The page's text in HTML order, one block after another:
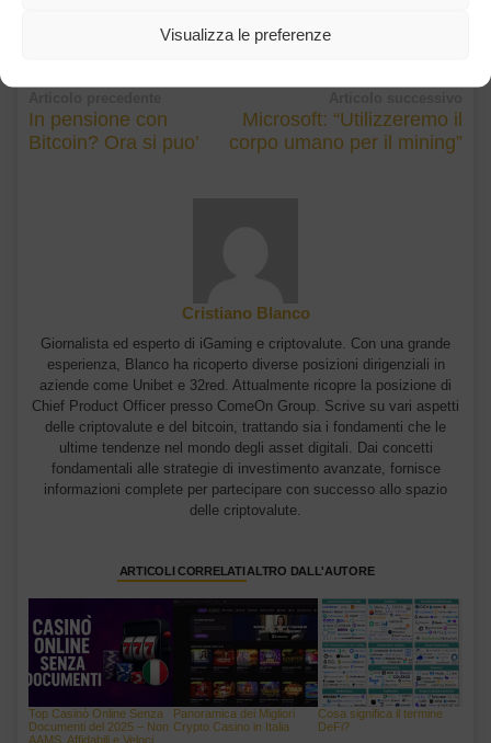
Visualizza le preferenze
In pensione con
Bitcoin? Ora si puo’
Microsoft: “Utilizzeremo il
corpo umano per il mining”
Cristiano Blanco
Giornalista ed esperto di iGaming e criptovalute. Con una grande
esperienza, Blanco ha ricoperto diverse posizioni dirigenziali in
aziende come Unibet e 32red. Attualmente ricopre la posizione di
Chief Product Officer presso ComeOn Group. Scrive su vari aspetti
delle criptovalute e del bitcoin, trattando sia i fondamenti che le
ultime tendenze nel mondo degli asset digitali. Dai concetti
fondamentali alle strategie di investimento avanzate, fornisce
informazioni complete per partecipare con successo allo spazio
delle criptovalute.
ARTICOLI CORRELATI ALTRO DALL'AUTORE
Top Casinò Online Senza
Documenti del 2025 – Non
AAMS, Affidabili e Veloci
Panoramica dei Migliori
Crypto Casino in Italia
Cosa significa il termine
DeFi?